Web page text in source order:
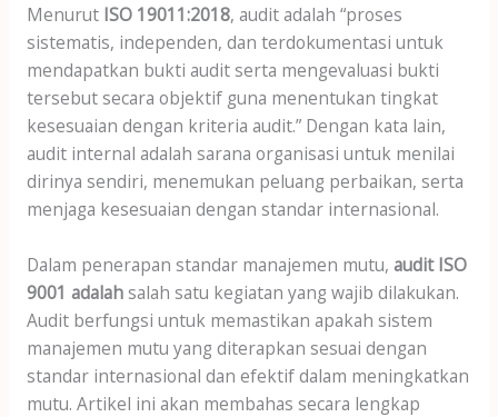
Menurut ISO 19011:2018, audit adalah “proses
sistematis, independen, dan terdokumentasi untuk
mendapatkan bukti audit serta mengevaluasi bukti
tersebut secara objektif guna menentukan tingkat
kesesuaian dengan kriteria audit.” Dengan kata lain,
audit internal adalah sarana organisasi untuk menilai
dirinya sendiri, menemukan peluang perbaikan, serta
menjaga kesesuaian dengan standar internasional.
Dalam penerapan standar manajemen mutu, audit ISO
9001 adalahsalah satu kegiatan yang wajib dilakukan.
Audit berfungsi untuk memastikan apakah sistem
manajemen mutu yang diterapkan sesuai dengan
standar internasional dan efektif dalam meningkatkan
mutu. Artikel ini akan membahas secara lengkap